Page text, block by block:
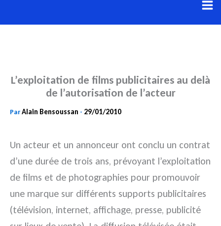
au
L’exploitation de films publicitaires au delà
de l’autorisation de l’acteur
ParAlain Bensoussan - 29/01/2010
Un acteur et un annonceur ont conclu un contrat
d’une durée de trois ans, prévoyant l’exploitation
de films et de photographies pour promouvoir
une marque sur différents supports publicitaires
(télévision, internet, affichage, presse, publicité